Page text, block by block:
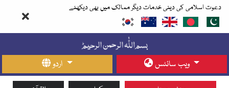
دعوت اسلامی کی دینی خدمات دیگر ممالک میں بھی دیکھئے
اردو ویب سائٹس